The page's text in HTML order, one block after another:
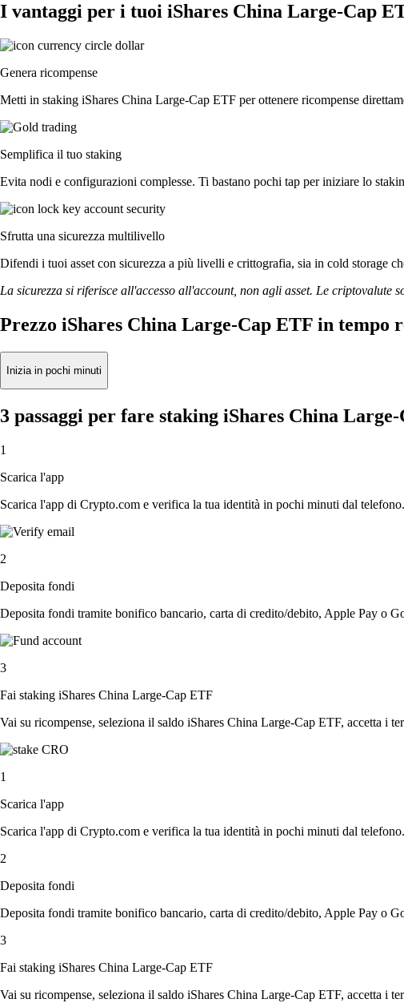
I vantaggi per i tuoi iShares China Large-Cap
Genera ricompense
Metti in staking iShares China Large-Cap ETF per ottenere ricompense
Semplifica il tuo staking
Evita nodi e configurazioni complesse. Ti bastano pochi tap per iniziare lo
Sfrutta una sicurezza multilivello
Difendi i tuoi asset con sicurezza a più livelli e crittografia, sia in cold storage
La sicurezza si riferisce all'accesso all'account, non agli asset. Le
Prezzo iShares China Large-Cap ETF in tempo
Inizia in pochi minuti
3 passaggi per fare staking iShares China
1
Scarica l'app
Scarica l'app di Crypto.com e verifica la tua identità in pochi minuti dal telefono.
2
Deposita fondi
Deposita fondi tramite bonifico bancario, carta di credito/debito, Apple Pay o
3
Fai staking iShares China Large-Cap ETF
Vai su ricompense, seleziona il saldo iShares China Large-Cap ETF, accetta i
1
Scarica l'app
Scarica l'app di Crypto.com e verifica la tua identità in pochi minuti dal telefono.
2
Deposita fondi
Deposita fondi tramite bonifico bancario, carta di credito/debito, Apple Pay o
3
Fai staking iShares China Large-Cap ETF
Vai su ricompense, seleziona il saldo iShares China Large-Cap ETF, accetta i